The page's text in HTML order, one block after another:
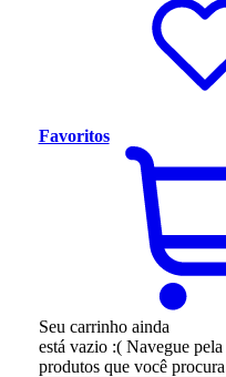
Favoritos
Seu carrinho ainda
está vazio :( Navegue
produtos que você